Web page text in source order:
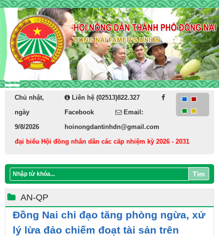
Chủ nhật,
ngày
9/8/2026
Liên hệ (02513)822.327
Facebook
Email:
hoinongdantinhdn@gmail.com
biểu Hội đồng nhân dân các cấp nhiệm kỳ 2026 - 2031
Tìm
AN-QP
Đồng Nai chỉ đạo tăng phòng ngừa, xử
lý lừa đảo chiếm đoạt tài sản trên